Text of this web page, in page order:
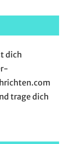
dich
trage dich